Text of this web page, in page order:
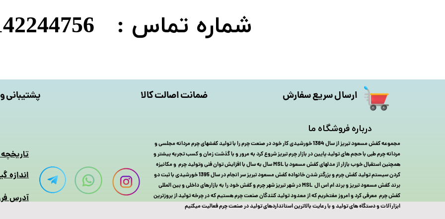
شماره تماس : 09142244756
اندازه
آدرس
پشتیبانی ضمانت اصالت کالا
درباره فروشگاه ما
مجموعه کفش مسعود تبریز از سال 1384 خورشیدی کار خود در صنعت چرم را با تولید کفشهای چرم مردانه مجلسی و
مردانه چرم طبی با حجم های تولید پایین در بازار چرم تبریز شروع کرد به مرور و با گذشت زمان و کسب تجربه بیشتر و
همچنین استقبال خوب بازار از مدلهای کفش مسعود یا MSL سال به سال با افزایش توان فنی وتولید چرم و مکانیزه
کردن سیستم تولید کفش چرم و بزرگتر شدن خانواده کفش مسعود تبریز سر انجام در سال 1395 خورشیدی با ثبت دو
برند کفش مسعود تبریز و برند ام اس ال MSL در شهر تبریز شهر چرم و کفش خود را به بازارهای داخلی و بین المللی
کفش چرم معرفی کرد و امروز مفتخریم که از معدود تولید کنندگان صنعت چرم هستیم که در چرخه تولید از بروزترین
ابزارآلات و دستگاه های تولید و با رعایت بالاترین استانداردهای تولید در صنعت چرم فعالیت میکنیم​​​​​​​
ارسال سریع سفارش